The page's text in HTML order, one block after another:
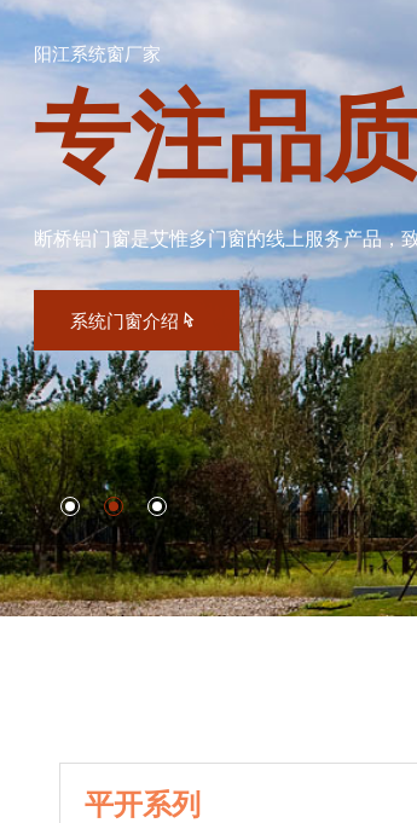
阳江系统窗厂家
专注品
断桥铝门窗是艾惟多门窗的线上服务产品，
系统门窗介绍
平开系列